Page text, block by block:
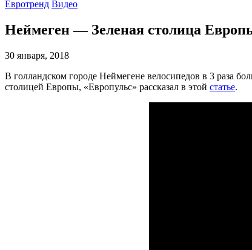
Евротренд Видео
Неймеген — Зеленая столица
30 января, 2018
В голландском городе Неймегене велосипедов в 3 раза
столицей Европы, «Европульс» рассказал в этой статье.